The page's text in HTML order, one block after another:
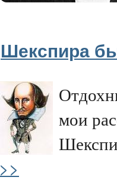
Шекспира
мои
>>